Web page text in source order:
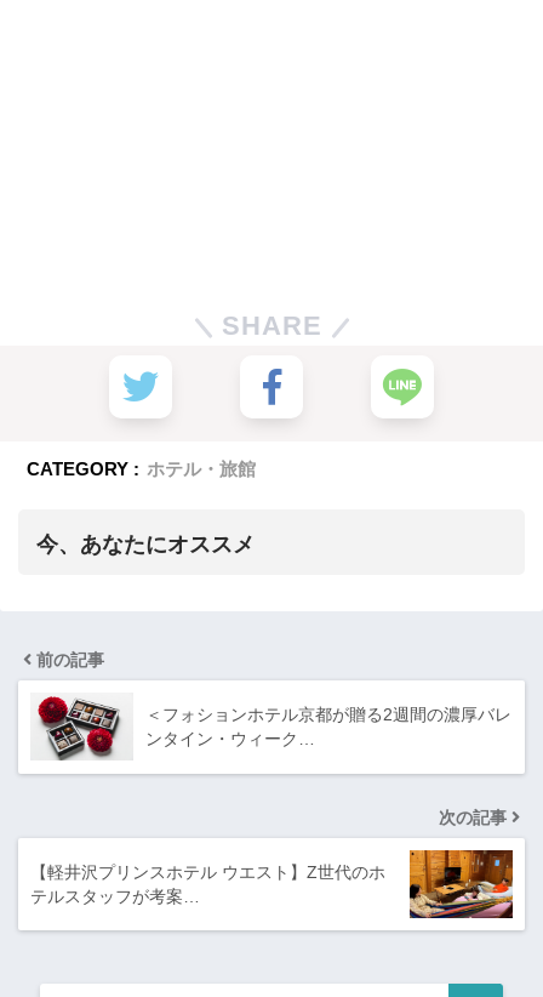
SHARE
CATEGORY : ホテル・旅館
今、あなたにオススメ
前の記事
＜フォションホテル京都が贈る2週間の濃厚バレ
ンタイン・ウィーク…
次の記事
【軽井沢プリンスホテル ウエスト】Z世代のホ
テルスタッフが考案…